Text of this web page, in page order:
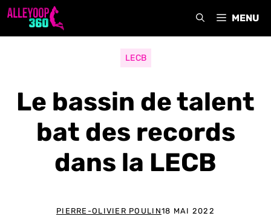
Aller
MENU
LECB
Le bassin de talent
bat des records
dans la LECB
PIERRE-OLIVIER POULIN18 MAI 2022